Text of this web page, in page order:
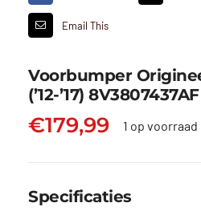
Email This
Voorbumper
(’12-’17) 8V3807437AF
€179,99 1 op voorraad
Specificaties